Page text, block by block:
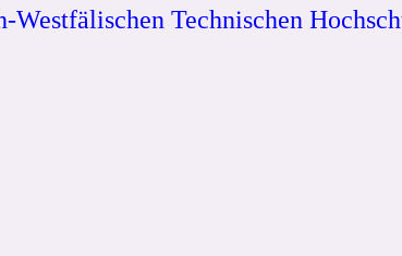
Technischen